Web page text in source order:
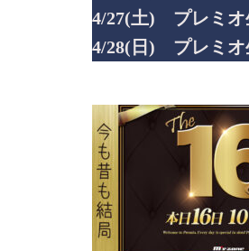
4/27(土) プレミオ
4/28(日) プレミオ